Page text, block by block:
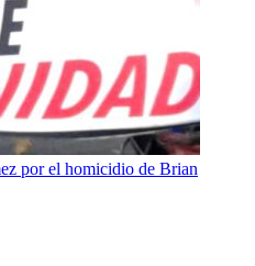
por el homicidio de Brian